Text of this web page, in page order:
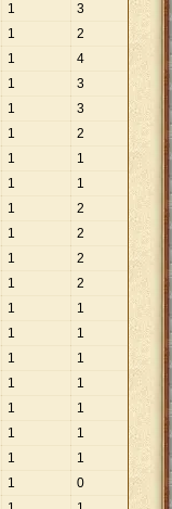
1
3
1
2
1
4
1
3
1
3
1
2
1
1
1
1
1
2
1
2
1
2
1
2
1
1
1
1
1
1
1
1
1
1
1
1
1
1
1
0